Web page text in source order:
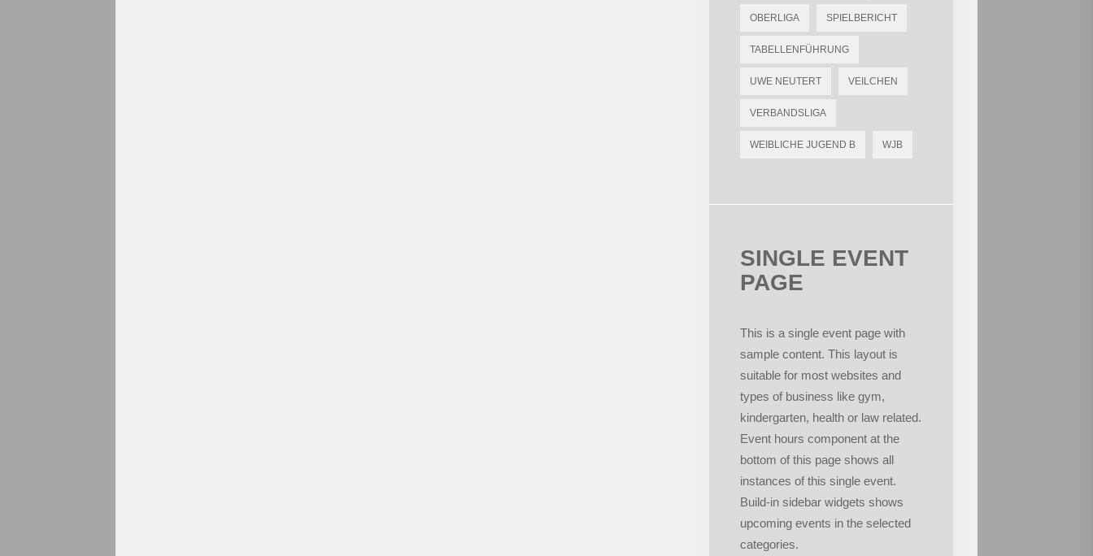
OBERLIGA SPIELBERICHT
TABELLENFÜHRUNG
UWE NEUTERT VEILCHEN
VERBANDSLIGA
WEIBLICHE JUGEND B WJB
SINGLE EVENT
PAGE
This is a single event page with
sample content. This layout is
suitable for most websites and
types of business like gym,
kindergarten, health or law related.
Event hours component at the
bottom of this page shows all
instances of this single event.
Build-in sidebar widgets shows
upcoming events in the selected
categories.